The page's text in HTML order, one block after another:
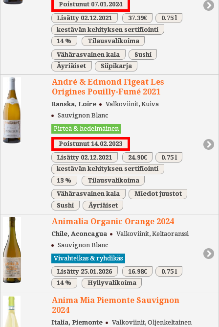
Poistunut 07.01.2024
Lisätty 02.12.2021
37.39€
0.75 l
kestävän kehityksen sertifiointi
14 %
Tilausvalikoima
Vähärasvainen kala
Sushi
Äyriäiset
Siipikarja
André & Edmond Figeat Les
Origines Pouilly-Fumé 2021
Ranska, Loire
Valkoviinit, Kuiva
Sauvignon Blanc
Pirteä & hedelmäinen
Poistunut 14.02.2023
Lisätty 02.12.2021
24.90€
0.75 l
kestävän kehityksen sertifiointi
13 %
Tilausvalikoima
Vähärasvainen kala
Miedot juustot
Sushi
Äyriäiset
Animalia Organic Orange 2024
Chile, Aconcagua
Valkoviinit, Keltaoranssi
Sauvignon Blanc
Vivahteikas & ryhdikäs
Lisätty 25.01.2026
16.98€
0.75 l
14 %
Hyllyvalikoima
Anima Mia Piemonte Sauvignon
2024
Italia, Piemonte
Valkoviinit, Oljenkeltainen